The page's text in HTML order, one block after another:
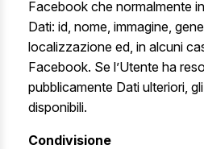
Facebook che normalmente
Dati: id, nome, immagine,
localizzazione ed, in alcuni
Facebook. Se l’Utente ha
pubblicamente Dati ulteriori,
disponibili.
Condivisione